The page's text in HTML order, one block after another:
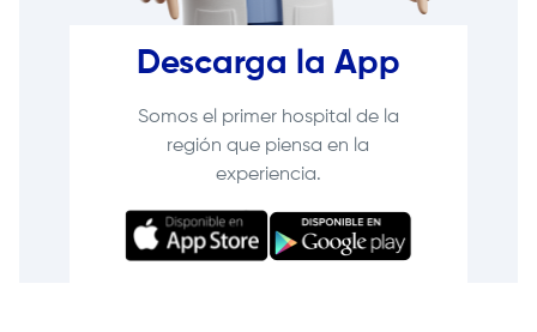
Descarga la App
Somos el primer hospital de la
región que piensa en la
experiencia.